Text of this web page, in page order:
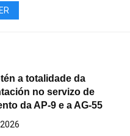
a totalidade da
no servizo de
da AP-9 e a AG-55